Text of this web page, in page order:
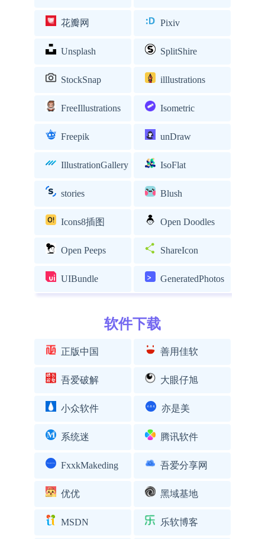
花瓣网 Pixiv
Unsplash SplitShire
StockSnap illlustrations
FreeIllustrations Isometric
Freepik unDraw
IllustrationGallery IsoFlat
stories Blush
Icons8插图 Open Doodles
Open Peeps ShareIcon
UIBundle GeneratedPhotos
软件下载
正版中国 善用佳软
吾爱破解 大眼仔旭
小众软件 亦是美
系统迷 腾讯软件
FxxkMakeding 吾爱分享网
优优 黑域基地
MSDN 乐软博客